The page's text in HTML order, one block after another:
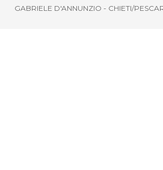
GABRIELE D'ANNUNZIO - CHIETI/